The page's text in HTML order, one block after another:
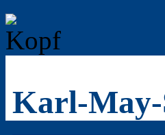
Karl-